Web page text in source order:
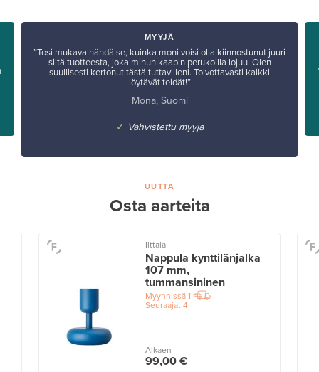
MYYJÄ
”Tosi mukava nähdä se, kuinka moni voisi olla kiinnostunut juuri
siitä tuotteesta, joka minun kaapin perukoilla lojuu. Olen
suullisesti kertonut tästä tuttavilleni. Toivottavasti kaikki
löytävät teidät!”
Mona, Suomi
✓ Vahvistettu myyjä
UUTTA
Osta aarteita
Iittala
Nappula kynttilänjalka
107 mm,
tummansininen
Myynnissä1
Seuraajat4
Alkaen
99,00 €